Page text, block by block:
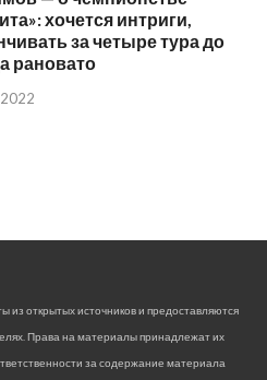
хочется интриги,
за четыре тура до
рановато
из открытых источников и предоставляются
Права на материалы принадлежат их
за содержание материала